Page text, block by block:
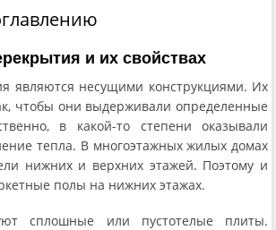
и их свойствах
являются несущими конструкциями. Их
чтобы они выдерживали определенные
в какой-то степени оказывали
тепла. В многоэтажных жилых домах
нижних и верхних этажей. Поэтому и
полы на нижних этажах.
сплошные или пустотелые плиты.